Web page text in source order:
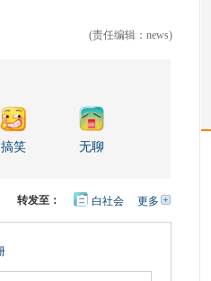
(责任编辑：news)
搞笑 无聊
更多开
转发至： 白社会